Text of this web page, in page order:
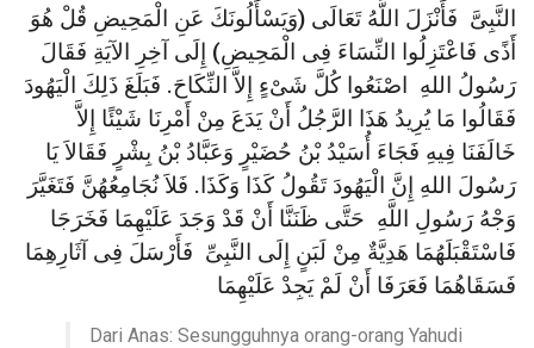
النَّبِىَّ فَأَنْزَلَ اللَّهُ تَعَالَى (وَيَسْأَلُونَكَ عَنِ الْمَحِيضِ قُلْ هُوَ
أَذًى فَاعْتَزِلُوا النِّسَاءَ فِى الْمَحِيضِ) إِلَى آخِرِ الآيَةِ فَقَالَ
رَسُولُ اللهِ اصْنَعُوا كُلَّ شَىْءٍ إِلاَّ النِّكَاحَ. فَبَلَغَ ذَلِكَ الْيَهُودَ
فَقَالُوا مَا يُرِيدُ هَذَا الرَّجُلُ أَنْ يَدَعَ مِنْ أَمْرِنَا شَيْئًا إِلاَّ
خَالَفَنَا فِيهِ فَجَاءَ أُسَيْدُ بْنُ حُضَيْرٍ وَعَبَّادُ بْنُ بِشْرٍ فَقَالاَ يَا
رَسُولَ اللهِ إِنَّ الْيَهُودَ تَقُولُ كَذَا وَكَذَا. فَلاَ نُجَامِعُهُنَّ فَتَغَيَّرَ
وَجْهُ رَسُولِ اللَّهِ حَتَّى ظَنَنَّا أَنْ قَدْ وَجَدَ عَلَيْهِمَا فَخَرَجَا
فَاسْتَقْبَلَهُمَا هَدِيَّةٌ مِنْ لَبَنٍ إِلَى النَّبِىِّ فَأَرْسَلَ فِى آثَارِهِمَا
فَسَقَاهُمَا فَعَرَفَا أَنْ لَمْ يَجِدْ عَلَيْهِمَا
Dari Anas: Sesungguhnya orang-orang Yahudi